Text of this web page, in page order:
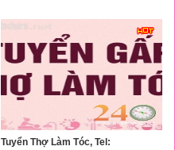
Tuyển Thợ Làm Tóc, Tel: